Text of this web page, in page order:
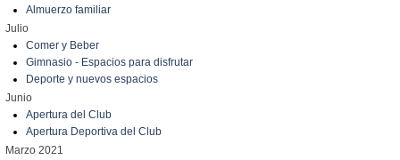
Almuerzo familiar
Julio
Comer y Beber
Gimnasio - Espacios para disfrutar
Deporte y nuevos espacios
Junio
Apertura del Club
Apertura Deportiva del Club
Marzo 2021